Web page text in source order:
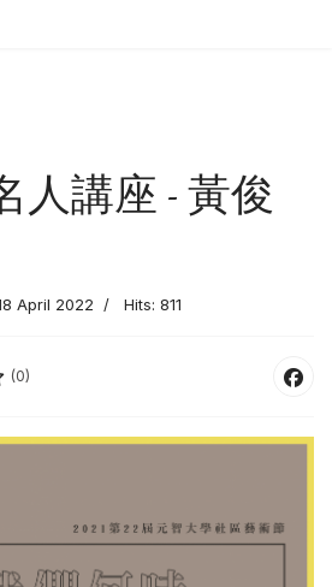
人講座 - 黃俊
April 2022 Hits: 811
(0)